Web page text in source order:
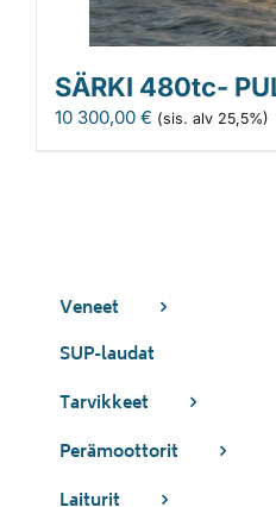
SÄRKI 480tc-
10 300,00 € (sis. alv 25,5%)
Veneet
SUP-laudat
Tarvikkeet
Perämoottorit